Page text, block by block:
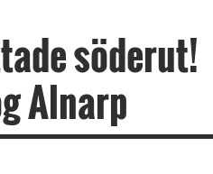
söderut!
Alnarp